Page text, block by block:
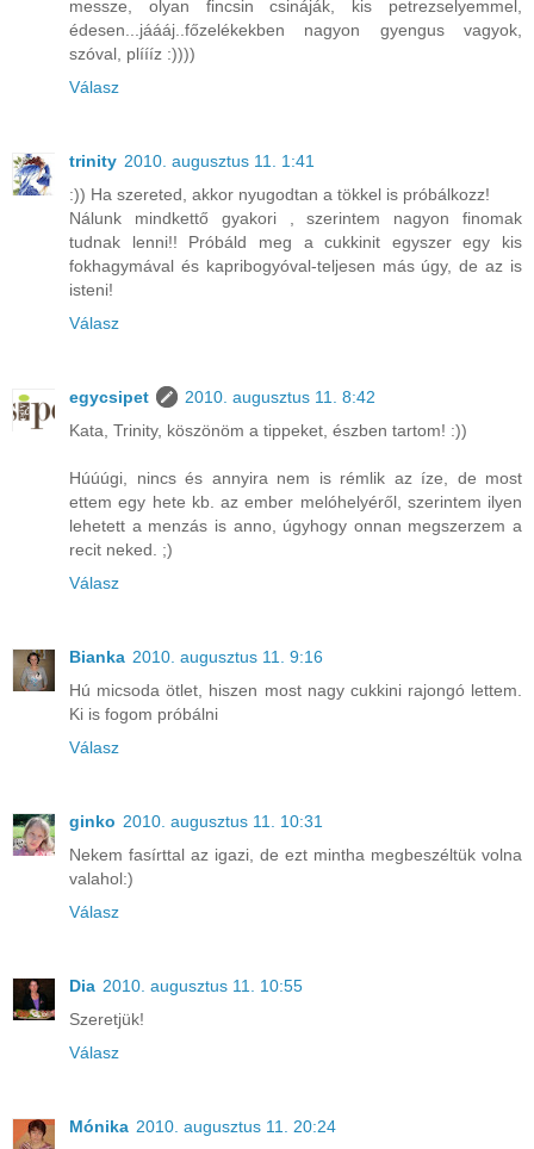
messze, olyan fincsin csináják, kis petrezselyemmel,
édesen...jáááj..főzelékekben nagyon gyengus vagyok,
szóval, plíííz :))))
Válasz
trinity 2010. augusztus 11. 1:41
:)) Ha szereted, akkor nyugodtan a tökkel is próbálkozz!
Nálunk mindkettő gyakori , szerintem nagyon finomak
tudnak lenni!! Próbáld meg a cukkinit egyszer egy kis
fokhagymával és kapribogyóval-teljesen más úgy, de az is
isteni!
Válasz
egycsipet
2010. augusztus 11. 8:42
Kata, Trinity, köszönöm a tippeket, észben tartom! :))
Húúúgi, nincs és annyira nem is rémlik az íze, de most
ettem egy hete kb. az ember melóhelyéről, szerintem ilyen
lehetett a menzás is anno, úgyhogy onnan megszerzem a
recit neked. ;)
Válasz
Bianka 2010. augusztus 11. 9:16
Hú micsoda ötlet, hiszen most nagy cukkini rajongó lettem.
Ki is fogom próbálni
Válasz
ginko 2010. augusztus 11. 10:31
Nekem fasírttal az igazi, de ezt mintha megbeszéltük volna
valahol:)
Válasz
Dia 2010. augusztus 11. 10:55
Szeretjük!
Válasz
Mónika 2010. augusztus 11. 20:24